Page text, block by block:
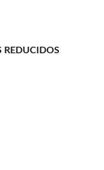
REDUCIDOS